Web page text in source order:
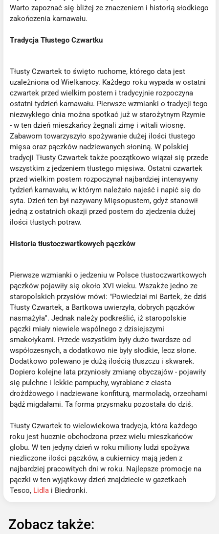
Warto zapoznać się bliżej ze znaczeniem i historią słodkiego
zakończenia karnawału.
Tradycja Tłustego Czwartku
Tłusty Czwartek to święto ruchome, którego data jest
uzależniona od Wielkanocy. Każdego roku wypada w ostatni
czwartek przed wielkim postem i tradycyjnie rozpoczyna
ostatni tydzień karnawału. Pierwsze wzmianki o tradycji tego
niezwykłego dnia można spotkać już w starożytnym Rzymie
- w ten dzień mieszkańcy żegnali zimę i witali wiosnę.
Zabawom towarzyszyło spożywanie dużej ilości tłustego
mięsa oraz pączków nadziewanych słoniną. W polskiej
tradycji Tłusty Czwartek także początkowo wiązał się przede
wszystkim z jedzeniem tłustego mięsiwa. Ostatni czwartek
przed wielkim postem rozpoczynał najbardziej intensywny
tydzień karnawału, w którym należało najeść i napić się do
syta. Dzień ten był nazywany Mięsopustem, gdyż stanowił
jedną z ostatnich okazji przed postem do zjedzenia dużej
ilości tłustych potraw.
Historia tłustoczwartkowych pączków
Pierwsze wzmianki o jedzeniu w Polsce tłustoczwartkowych
pączków pojawiły się około XVI wieku. Wszakże jedno ze
staropolskich przysłów mówi: "Powiedział mi Bartek, że dziś
Tłusty Czwartek, a Bartkowa uwierzyła, dobrych pączków
nasmażyła". Jednak należy podkreślić, iż staropolskie
pączki miały niewiele wspólnego z dzisiejszymi
smakołykami. Przede wszystkim były dużo twardsze od
współczesnych, a dodatkowo nie były słodkie, lecz słone.
Dodatkowo polewano je dużą ilością tłuszczu i skwarek.
Dopiero kolejne lata przyniosły zmianę obyczajów - pojawiły
się pulchne i lekkie pampuchy, wyrabiane z ciasta
drożdżowego i nadziewane konfiturą, marmoladą, orzechami
bądź migdałami. Ta forma przysmaku pozostała do dziś.
Tłusty Czwartek to wielowiekowa tradycja, która każdego
roku jest hucznie obchodzona przez wielu mieszkańców
globu. W ten jedyny dzień w roku miliony ludzi spożywa
niezliczone ilości pączków, a cukiernicy mają jeden z
najbardziej pracowitych dni w roku. Najlepsze promocje na
pączki w ten wyjątkowy dzień znajdziecie w gazetkach
Tesco, Lidla i Biedronki.
Zobacz także: